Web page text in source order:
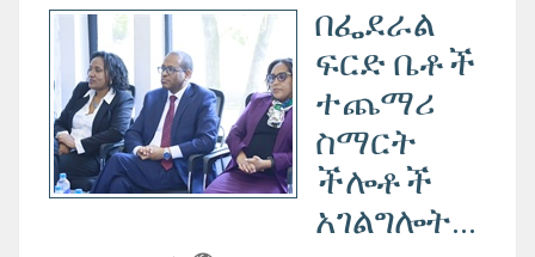
በፌደራል
ፍርድ ቤቶች
ተጨማሪ
ስማርት
ችሎቶች
አገልግሎት...